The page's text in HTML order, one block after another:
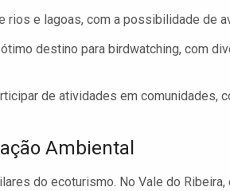
rios e lagoas, com a possibilidade de
destino para birdwatching, com
de atividades em comunidades,
Ambiental
do ecoturismo. No Vale do